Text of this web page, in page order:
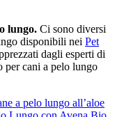
lungo. Ci sono diversi
disponibili nei Pet
dagli esperti di
per cani a pelo lungo
a pelo lungo all’aloe